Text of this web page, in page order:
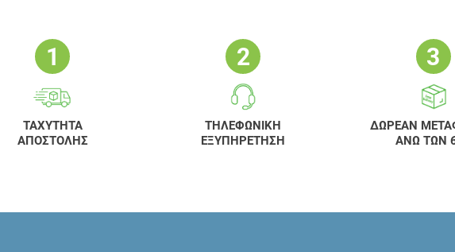
ΤΑΧΥΤΗΤΑ
ΑΠΟΣΤΟΛΗΣ
ΤΗΛΕΦΩΝΙΚΗ
ΕΞΥΠΗΡΕΤΗΣΗ
ΔΩΡΕΑΝ
ΑΝΩ ΤΩΝ